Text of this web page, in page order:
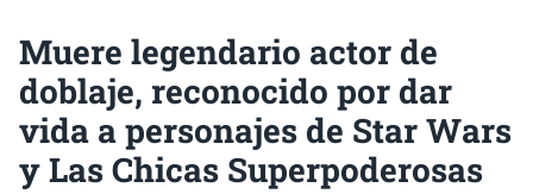
Muere legendario actor de
doblaje, reconocido por dar
vida a personajes de Star Wars
y Las Chicas Superpoderosas